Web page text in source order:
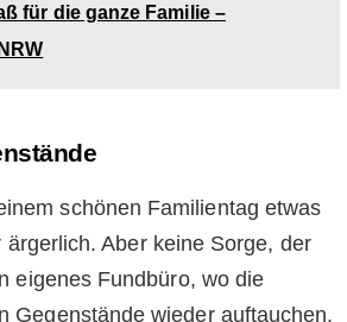
für die ganze Familie –
schönen Familientag etwas
Aber keine Sorge, der
eigenes Fundbüro, wo die
Gegenstände wieder auftauchen.